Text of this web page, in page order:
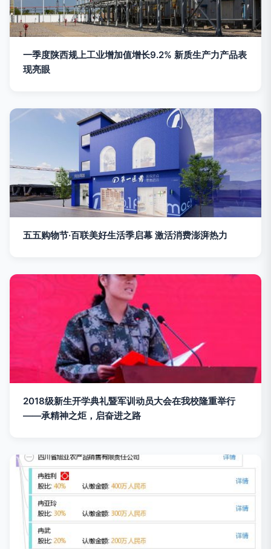
一季度陕西规上工业增加值增长9.2% 新质生产力产品表
现亮眼
五五购物节·百联美好生活季启幕 激活消费澎湃热力
2018级新生开学典礼暨军训动员大会在我校隆重举行
——承精神之炬，启奋进之路